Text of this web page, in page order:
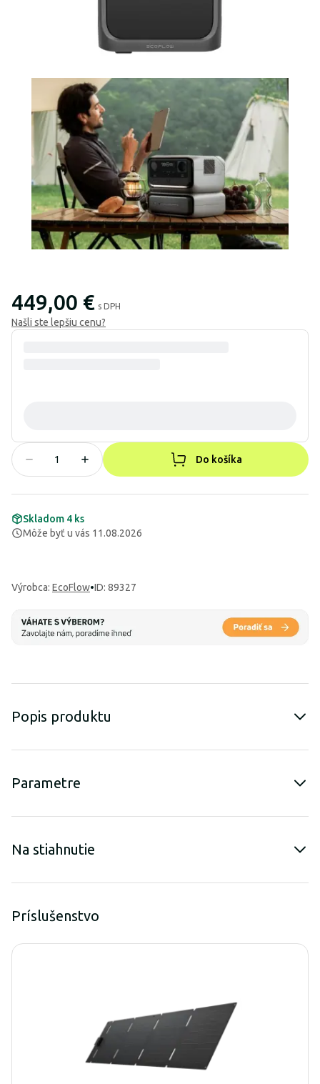
449,00 € s DPH
Našli ste lepšiu cenu?
Do košíka
Skladom 4 ks
Môže byť u vás 11.08.2026
Výrobca: EcoFlow•ID: 89327
Popis produktu
Parametre
Na stiahnutie
Príslušenstvo